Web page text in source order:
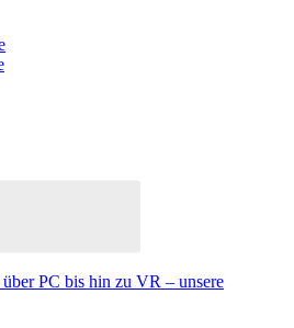
PC bis hin zu VR – unsere